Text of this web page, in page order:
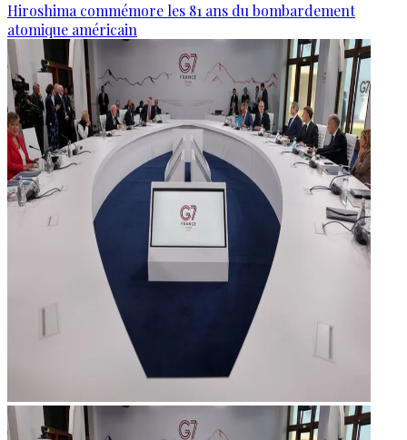
Hiroshima commémore les 81 ans du bombardement
atomique américain